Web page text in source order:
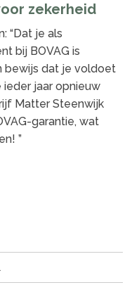
zekerheid
“Dat je als
bij BOVAG is
bewijs dat je voldoet
ieder jaar opnieuw
Matter Steenwijk
garantie, wat
”